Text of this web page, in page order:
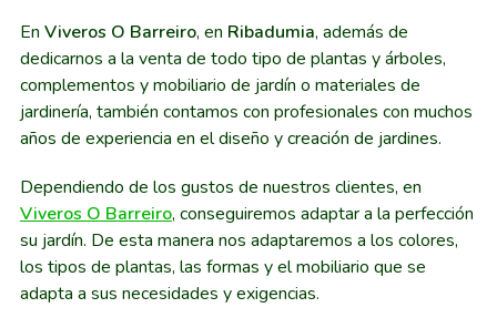
En Viveros O Barreiro, en Ribadumia, además de
dedicarnos a la venta de todo tipo de plantas y árboles,
complementos y mobiliario de jardín o materiales de
jardinería, también contamos con profesionales con muchos
años de experiencia en el diseño y creación de jardines.
Dependiendo de los gustos de nuestros clientes, en
Viveros O Barreiro, conseguiremos adaptar a la perfección
su jardín. De esta manera nos adaptaremos a los colores,
los tipos de plantas, las formas y el mobiliario que se
adapta a sus necesidades y exigencias.